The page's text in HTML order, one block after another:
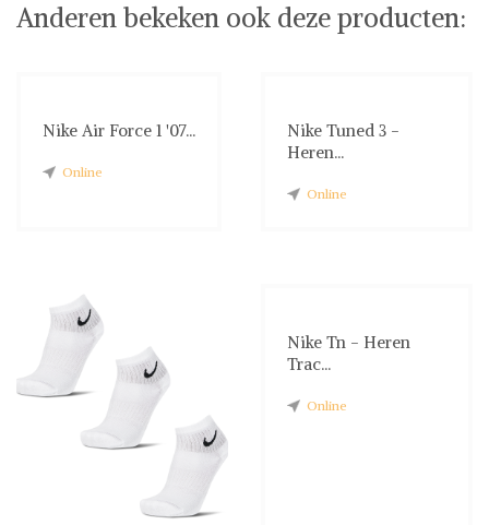
Anderen bekeken ook deze producten:
Nike Air Force 1 '07...
Online
Nike Tuned 3 -
Heren...
Online
Nike Tn - Heren
Trac...
Online